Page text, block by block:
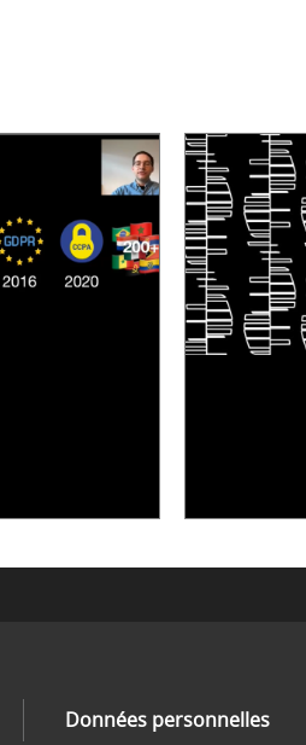
Données personnelles